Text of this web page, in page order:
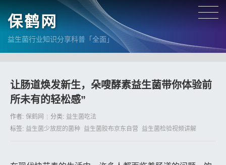
保鹤网
益生菌行业知识分享科普「全面」
让肠道焕发新生，朵嗖酵素益生菌带你体验前
所未有的轻松感”
作者: 保鹤网 分类: 益生菌吃法
标签: 益生菌少放屁的菌种 益生菌胶布京东自营 益生菌检验视频讲解